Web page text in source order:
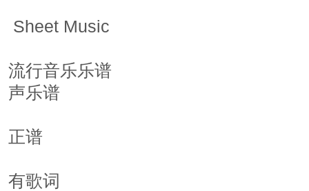
Sheet Music
流行音乐乐谱
声乐谱
正谱
有歌词